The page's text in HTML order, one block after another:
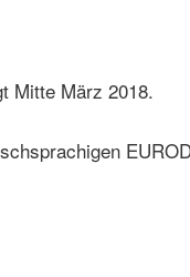
Mitte März 2018.